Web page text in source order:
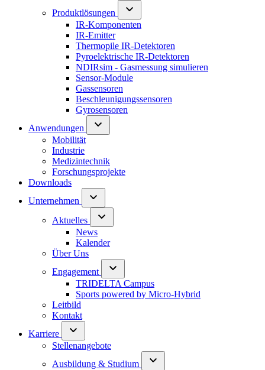
Produktlösungen
IR-Komponenten
IR-Emitter
Thermopile IR-Detektoren
Pyroelektrische IR-Detektoren
NDIRsim - Gasmessung simulieren
Sensor-Module
Gassensoren
Beschleunigungssensoren
Gyrosensoren
Anwendungen
Mobilität
Industrie
Medizintechnik
Forschungsprojekte
Downloads
Unternehmen
Aktuelles
News
Kalender
Über Uns
Engagement
TRIDELTA Campus
Sports powered by Micro-Hybrid
Leitbild
Kontakt
Karriere
Stellenangebote
Ausbildung & Studium